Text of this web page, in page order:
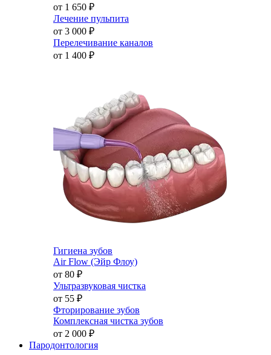
от 1 650 ₽
Лечение пульпита
от 3 000 ₽
Перелечивание каналов
от 1 400 ₽
Гигиена зубов
Air Flow (Эйр Флоу)
от 80 ₽
Ультразвуковая чистка
от 55 ₽
Фторирование зубов
Комплексная чистка зубов
от 2 000 ₽
Пародонтология